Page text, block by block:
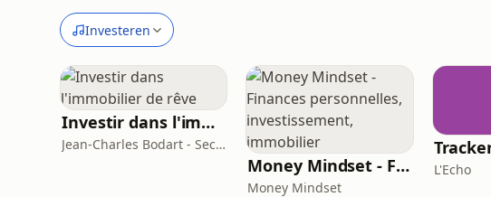
Investeren
Investir dans l'immobilier de rêve
Jean-Charles Bodart - Secundo | Atlas
Money Mindset - Finances personnelles, investissement, immobilier
Money Mindset
L'Echo